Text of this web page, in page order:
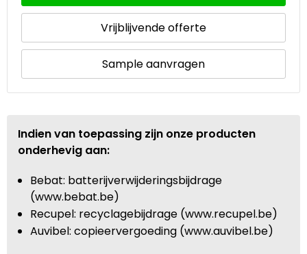
Vrijblijvende offerte
Sample aanvragen
Indien van toepassing zijn onze producten
onderhevig aan:
Bebat: batterijverwijderingsbijdrage
(www.bebat.be)
Recupel: recyclagebijdrage (www.recupel.be)
Auvibel: copieervergoeding (www.auvibel.be)